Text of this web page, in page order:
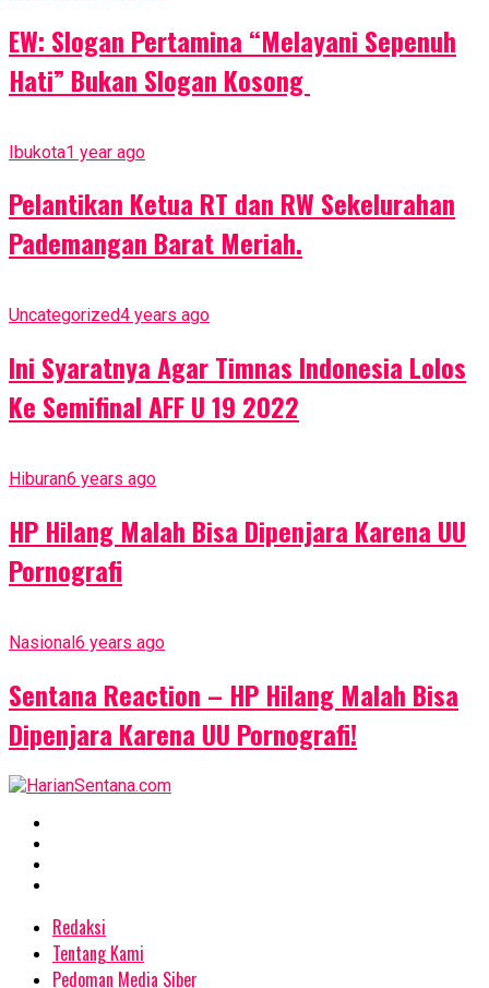
EW: Slogan Pertamina “Melayani Sepenuh
Hati” Bukan Slogan Kosong
Ibukota1 year ago
Pelantikan Ketua RT dan RW Sekelurahan
Pademangan Barat Meriah.
Uncategorized4 years ago
Ini Syaratnya Agar Timnas Indonesia Lolos
Ke Semifinal AFF U 19 2022
Hiburan6 years ago
HP Hilang Malah Bisa Dipenjara Karena UU
Pornografi
Nasional6 years ago
Sentana Reaction – HP Hilang Malah Bisa
Dipenjara Karena UU Pornografi!
Redaksi
Tentang Kami
Pedoman Media Siber